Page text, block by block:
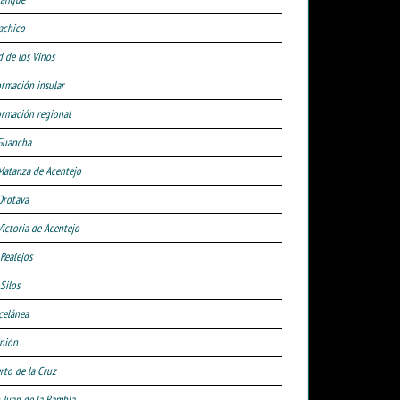
de los Vinos
insular
regional
de Acentejo
de Acentejo
de la Cruz